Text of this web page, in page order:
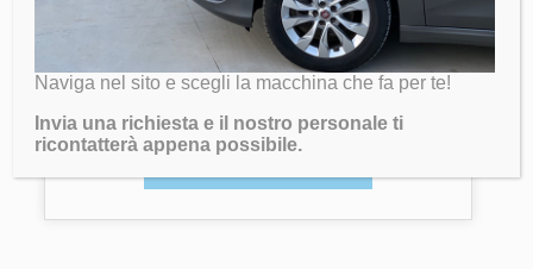
Chilometri:0
Naviga nel sito e scegli la macchina che fa per te!
Invia una richiesta e il nostro personale ti
ricontatterà appena possibile.